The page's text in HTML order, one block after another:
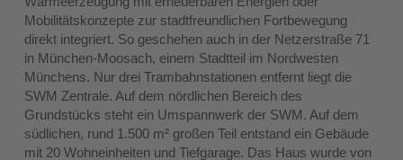
Mobilitätskonzepte zur stadtfreundlichen Fortbewegung
direkt integriert. So geschehen auch in der Netzerstraße 71
in München-Moosach, einem Stadtteil im Nordwesten
Münchens. Nur drei Trambahnstationen entfernt liegt die
SWM Zentrale. Auf dem nördlichen Bereich des
Grundstücks steht ein Umspannwerk der SWM. Auf dem
südlichen, rund 1.500 m² großen Teil entstand ein Gebäude
mit 20 Wohneinheiten und Tiefgarage. Das Haus wurde von